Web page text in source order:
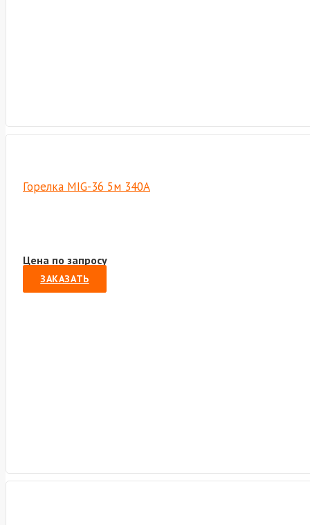
Горелка MIG-36 5м 340А
Цена по запросу
ЗАКАЗАТЬ